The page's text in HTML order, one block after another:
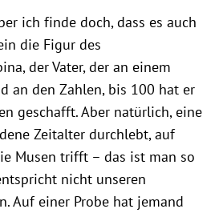
ich finde doch, dass es auch
die Figur des
der Vater, der an einem
an den Zahlen, bis 100 hat er
geschafft. Aber natürlich, eine
Zeitalter durchlebt, auf
Musen trifft – das ist man so
nicht unseren
Auf einer Probe hat jemand